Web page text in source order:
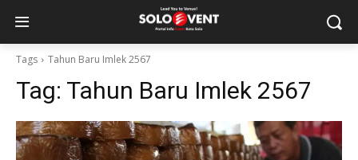
Tags Tahun Baru Imlek 2567
Tag: Tahun Baru Imlek 2567